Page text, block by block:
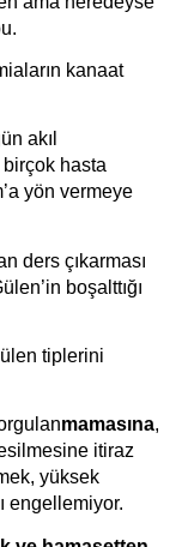
kanaat
akıl
hasta
yön vermeye
ders çıkarması
boşalttığı
tiplerini
mamasına,
itiraz
yüksek
engellemiyor.